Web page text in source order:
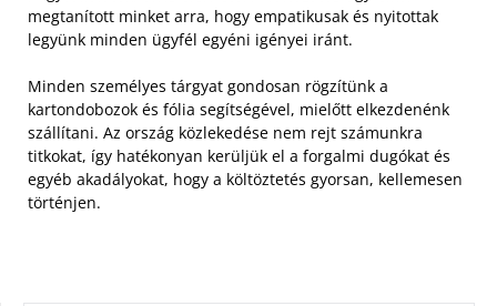
megtanított minket arra, hogy empatikusak és nyitottak
legyünk minden ügyfél egyéni igényei iránt.
Minden személyes tárgyat gondosan rögzítünk a
kartondobozok és fólia segítségével, mielőtt elkezdenénk
szállítani. Az ország közlekedése nem rejt számunkra
titkokat, így hatékonyan kerüljük el a forgalmi dugókat és
egyéb akadályokat, hogy a költöztetés gyorsan, kellemesen
történjen.